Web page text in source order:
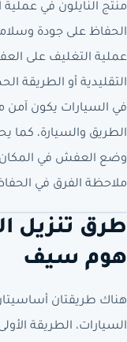
منتج النايلون في
الحفاظ على جودة
عملية التغليف على
التقليدية أو الطريقة
في السيارات يكون آمن
الطريق والسيارة،
وضع العفش في المكان
ملاحظة الفرق في
طرق تنزيل
هوم سيف
هناك طريقتان
السيارات، الطريقة